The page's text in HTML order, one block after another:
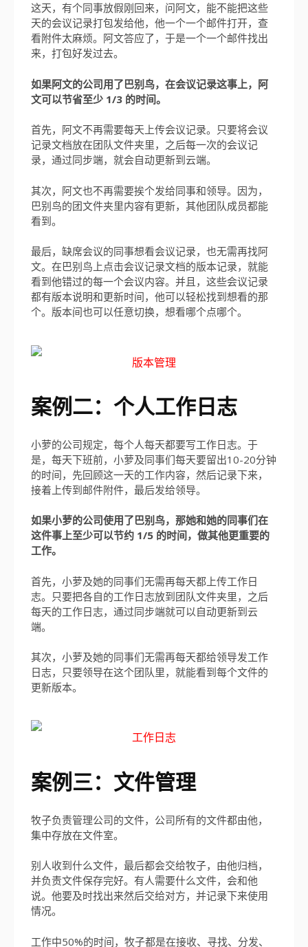
这天，有个同事放假刚回来，问阿文，能不能把这些
天的会议记录打包发给他，他一个一个邮件打开，查
看附件太麻烦。阿文答应了，于是一个一个邮件找出
来，打包好发过去。
如果阿文的公司用了巴别鸟，在会议记录这事上，阿
文可以节省至少 1/3 的时间。
首先，阿文不再需要每天上传会议记录。只要将会议
记录文档放在团队文件夹里，之后每一次的会议记
录，通过同步端，就会自动更新到云端。
其次，阿文也不再需要挨个发给同事和领导。因为，
巴别鸟的团文件夹里内容有更新，其他团队成员都能
看到。
最后，缺席会议的同事想看会议记录，也无需再找阿
文。在巴别鸟上点击会议记录文档的版本记录，就能
看到他错过的每一个会议内容。并且，这些会议记录
都有版本说明和更新时间，他可以轻松找到想看的那
个。版本间也可以任意切换，想看哪个点哪个。
版本管理
案例二：个人工作日志
小萝的公司规定，每个人每天都要写工作日志。于
是，每天下班前，小萝及同事们每天要留出10-20分钟
的时间，先回顾这一天的工作内容，然后记录下来，
接着上传到邮件附件，最后发给领导。
如果小萝的公司使用了巴别鸟，那她和她的同事们在
这件事上至少可以节约 1/5 的时间，做其他更重要的
工作。
首先，小萝及她的同事们无需再每天都上传工作日
志。只要把各自的工作日志放到团队文件夹里，之后
每天的工作日志，通过同步端就可以自动更新到云
端。
其次，小萝及她的同事们无需再每天都给领导发工作
日志，只要领导在这个团队里，就能看到每个文件的
更新版本。
工作日志
案例三：文件管理
牧子负责管理公司的文件，公司所有的文件都由他，
集中存放在文件室。
别人收到什么文件，最后都会交给牧子，由他归档，
并负责文件保存完好。有人需要什么文件，会和他
说。他要及时找出来然后交给对方，并记录下来使用
情况。
工作中50%的时间，牧子都是在接收、寻找、分发、